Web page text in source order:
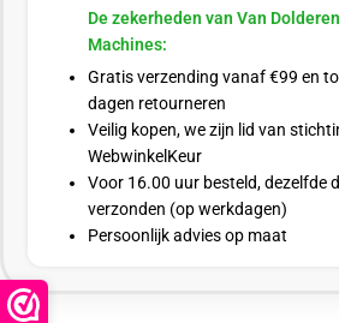
De zekerheden van Van Dolderen
Machines:
Gratis verzending vanaf €99 en
dagen retourneren
Veilig kopen, we zijn lid van
WebwinkelKeur
Voor 16.00 uur besteld, dezelfde
verzonden (op werkdagen)
Persoonlijk advies op maat